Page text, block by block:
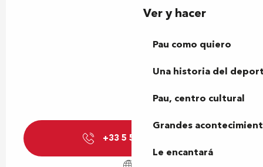
Ver y hacer
Pau como quiero
Una historia del
Pau, centro cultural
Grandes
Le encantará
+33 5 59 62 95